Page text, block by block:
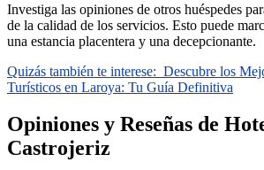
Investiga las opiniones de otros huéspedes
de la calidad de los servicios. Esto puede
una estancia placentera y una decepcionante.
Quizás también te interese: Descubre los
Turísticos en Laroya: Tu Guía Definitiva
Opiniones y Reseñas de
Castrojeriz